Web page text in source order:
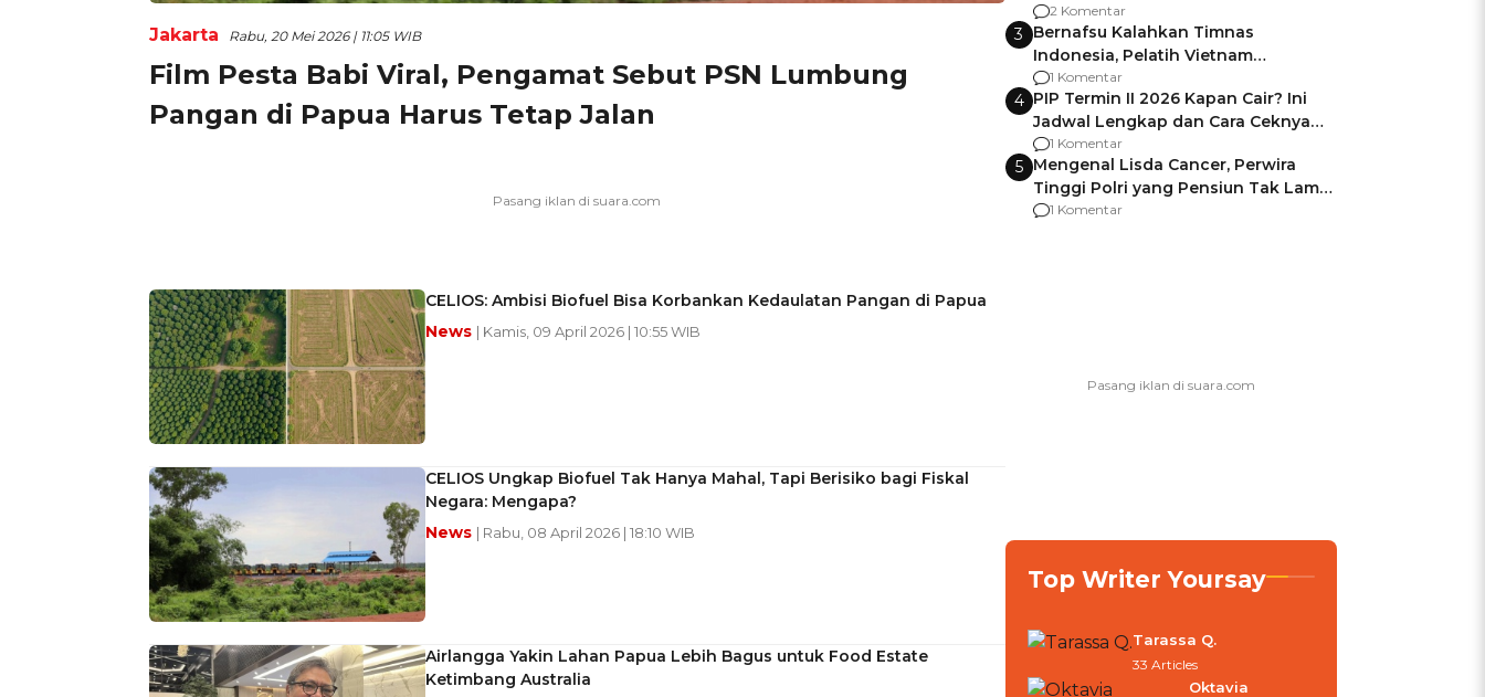
Jakarta Rabu, 20 Mei 2026 | 11:05 WIB
Film Pesta Babi Viral, Pengamat Sebut PSN Lumbung
Pangan di Papua Harus Tetap Jalan
CELIOS: Ambisi Biofuel Bisa Korbankan Kedaulatan Pangan di Papua
News | Kamis, 09 April 2026 | 10:55 WIB
CELIOS Ungkap Biofuel Tak Hanya Mahal, Tapi Berisiko bagi Fiskal
Negara: Mengapa?
News | Rabu, 08 April 2026 | 18:10 WIB
Airlangga Yakin Lahan Papua Lebih Bagus untuk Food Estate
Ketimbang Australia
Pemalang
2 Komentar
3 Bernafsu Kalahkan Timnas
Indonesia, Pelatih Vietnam
Berencana Pakai Jimat di Pakansari
1 Komentar
4 PIP Termin II 2026 Kapan Cair? Ini
Jadwal Lengkap dan Cara Ceknya
agar Dana Tidak Hangus!
1 Komentar
5 Mengenal Lisda Cancer, Perwira
Tinggi Polri yang Pensiun Tak Lama
Usai Jadi Brigjen
1 Komentar
Top Writer Yoursay
Tarassa Q.
33 Articles
Oktavia